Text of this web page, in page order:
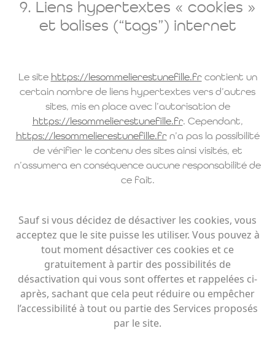
9. Liens hypertextes « cookies »
et balises (“tags”) internet
Le site https://lesommelierestunefille.frcontient un
certain nombre de liens hypertextes vers d’autres
sites, mis en place avec l’autorisation de
https://lesommelierestunefille.fr. Cependant,
https://lesommelierestunefille.frn’a pas la possibilité
de vérifier le contenu des sites ainsi visités, et
n’assumera en conséquence aucune responsabilité de
ce fait.
Sauf si vous décidez de désactiver les cookies, vous
acceptez que le site puisse les utiliser. Vous pouvez à
tout moment désactiver ces cookies et ce
gratuitement à partir des possibilités de
désactivation qui vous sont offertes et rappelées ci-
après, sachant que cela peut réduire ou empêcher
l’accessibilité à tout ou partie des Services proposés
par le site.